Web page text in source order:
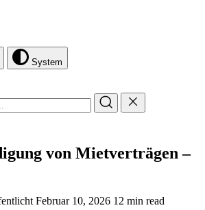
System
von Mietverträgen –
Februar 10, 2026 12 min read